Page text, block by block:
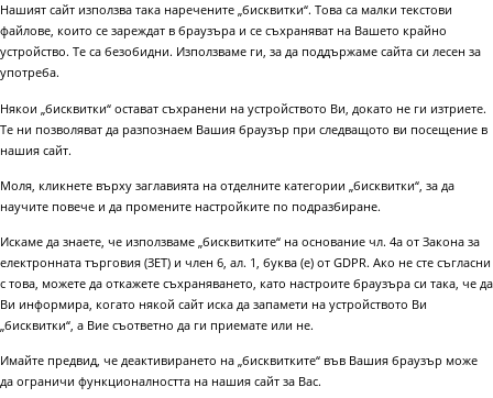
Нашият сайт използва така наречените „бисквитки“. Това са малки текстови
файлове, които се зареждат в браузъра и се съхраняват на Вашето крайно
устройство. Те са безобидни. Използваме ги, за да поддържаме сайта си лесен за
употреба.
Някои „бисквитки“ остават съхранени на устройството Ви, докато не ги изтриете.
Те ни позволяват да разпознаем Вашия браузър при следващото ви посещение в
нашия сайт.
Моля, кликнете върху заглавията на отделните категории „бисквитки“, за да
научите повече и да промените настройките по подразбиране.
Искаме да знаете, че използваме „бисквитките“ на основание чл. 4а от Закона за
електронната търговия (ЗЕТ) и член 6, ал. 1, буква (е) от GDPR. Ако не сте съгласни
с това, можете да откажете съхраняването, като настроите браузъра си така, че да
Ви информира, когато някой сайт иска да запамети на устройството Ви
„бисквитки“, а Вие съответно да ги приемате или не.
Имайте предвид, че деактивирането на „бисквитките“ във Вашия браузър може
да ограничи функционалността на нашия сайт за Вас.